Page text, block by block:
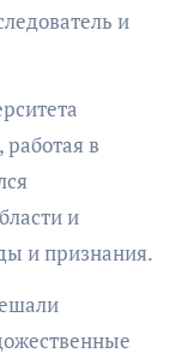
и
в
и
и признания.